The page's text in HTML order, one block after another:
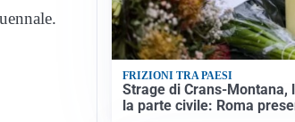
FRIZIONI TRA PAESI
Strage di Crans-Montana,
la parte civile: Roma